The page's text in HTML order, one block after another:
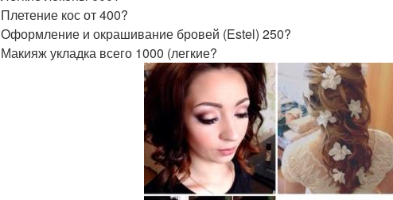
Плетение кос от 400?
Оформление и окрашивание бровей (Estel) 250?
Макияж укладка всего 1000 (легкие?